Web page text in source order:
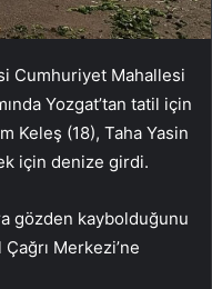
Cumhuriyet Mahallesi
Yozgat’tan tatil için
Keleş (18), Taha Yasin
için denize girdi.
gözden kaybolduğunu
Merkezi’ne